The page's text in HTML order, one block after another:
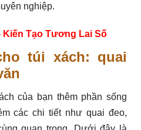
nghiệp.
Kiến Tạo Tương Lai Số
túi xách: quai
của bạn thêm phần sống
các chi tiết như quai đeo,